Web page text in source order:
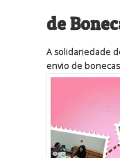
de
A solidariedade
envio de